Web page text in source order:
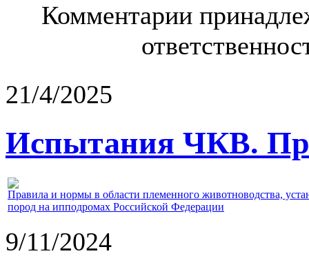
Комментарии
21/4/2025
Испытания ЧКВ.
Правила и нормы в области племенного животноводства,
пород на ипподромах Российской Федерации
9/11/2024